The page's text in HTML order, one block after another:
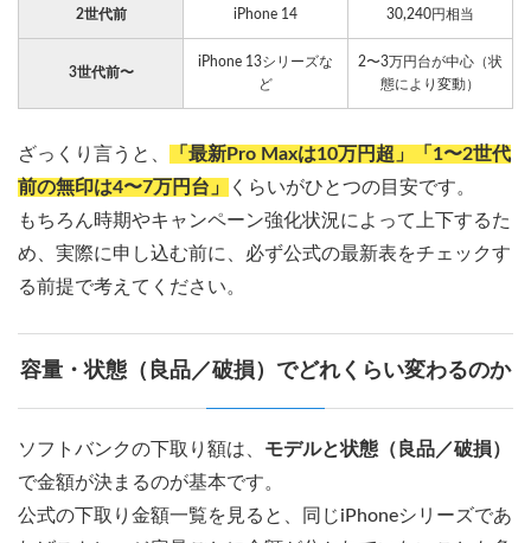
2世代前 iPhone 14 30,240円相当
3世代前〜
iPhone 13シリーズな
ど
2〜3万円台が中心（状
態により変動）
ざっくり言うと、
「最新Pro Maxは10万円超」「1〜2世代
前の無印は4〜7万円台」
くらいがひとつの目安です。
もちろん時期やキャンペーン強化状況によって上下するた
め、実際に申し込む前に、必ず公式の最新表をチェックす
る前提で考えてください。
容量・状態（良品／破損）でどれくらい変わるのか
ソフトバンクの下取り額は、 モデルと状態（良品／破損）
で金額が決まるのが基本です。
公式の下取り金額一覧を見ると、同じiPhoneシリーズであ